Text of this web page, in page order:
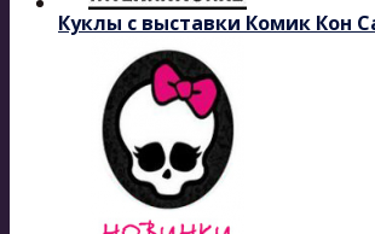
Куклы с выставки Комик Кон